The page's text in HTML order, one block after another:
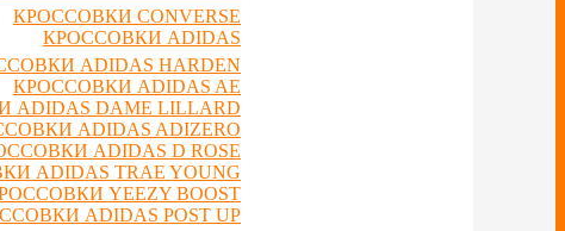
КРОССОВКИ CONVERSE
КРОССОВКИ ADIDAS
ADIDAS HARDEN
КРОССОВКИ ADIDAS AE
DAME LILLARD
ADIDAS ADIZERO
ADIDAS D ROSE
ADIDAS TRAE YOUNG
YEEZY BOOST
ADIDAS POST UP